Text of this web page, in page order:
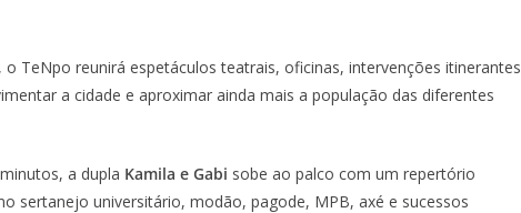
TeNpo reunirá espetáculos teatrais, oficinas, intervenções itinerantes
a cidade e aproximar ainda mais a população das diferentes
a dupla Kamila e Gabi sobe ao palco com um repertório
sertanejo universitário, modão, pagode, MPB, axé e sucessos